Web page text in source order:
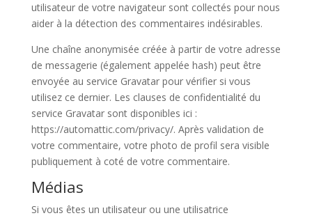
utilisateur de votre navigateur sont collectés pour nous
aider à la détection des commentaires indésirables.
Une chaîne anonymisée créée à partir de votre adresse
de messagerie (également appelée hash) peut être
envoyée au service Gravatar pour vérifier si vous
utilisez ce dernier. Les clauses de confidentialité du
service Gravatar sont disponibles ici :
https://automattic.com/privacy/. Après validation de
votre commentaire, votre photo de profil sera visible
publiquement à coté de votre commentaire.
Médias
Si vous êtes un utilisateur ou une utilisatrice